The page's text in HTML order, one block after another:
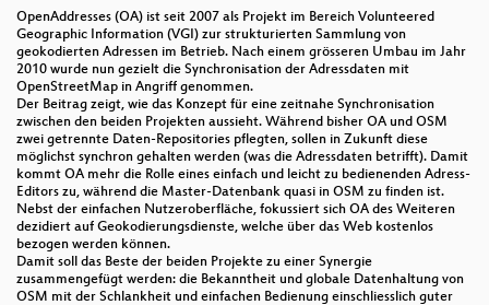
Video-Mapping
HTML5-Editor für OpenStreetMap
Die deutschen OSM Dev Server
Produktion topographischer Webkarten aus
amtlichen Geobasisdaten unter Verwendung freier
Software
MapFish
Mobiles ortsbezogenes soziales Netzwerk
OpenAddresses (OA) ist seit 2007 als Projekt im Bereich Volunteered
Geographic Information (VGI) zur strukturierten Sammlung von
geokodierten Adressen im Betrieb. Nach einem grösseren Umbau im Jahr
2010 wurde nun gezielt die Synchronisation der Adressdaten mit
OpenStreetMap in Angriff genommen.
Der Beitrag zeigt, wie das Konzept für eine zeitnahe Synchronisation
zwischen den beiden Projekten aussieht. Während bisher OA und OSM
zwei getrennte Daten-Repositories pflegten, sollen in Zukunft diese
möglichst synchron gehalten werden (was die Adressdaten betrifft). Damit
kommt OA mehr die Rolle eines einfach und leicht zu bedienenden Adress-
Editors zu, während die Master-Datenbank quasi in OSM zu finden ist.
Nebst der einfachen Nutzeroberfläche, fokussiert sich OA des Weiteren
dezidiert auf Geokodierungsdienste, welche über das Web kostenlos
bezogen werden können.
Damit soll das Beste der beiden Projekte zu einer Synergie
zusammengefügt werden: die Bekanntheit und globale Datenhaltung von
OSM mit der Schlankheit und einfachen Bedienung einschliesslich guter